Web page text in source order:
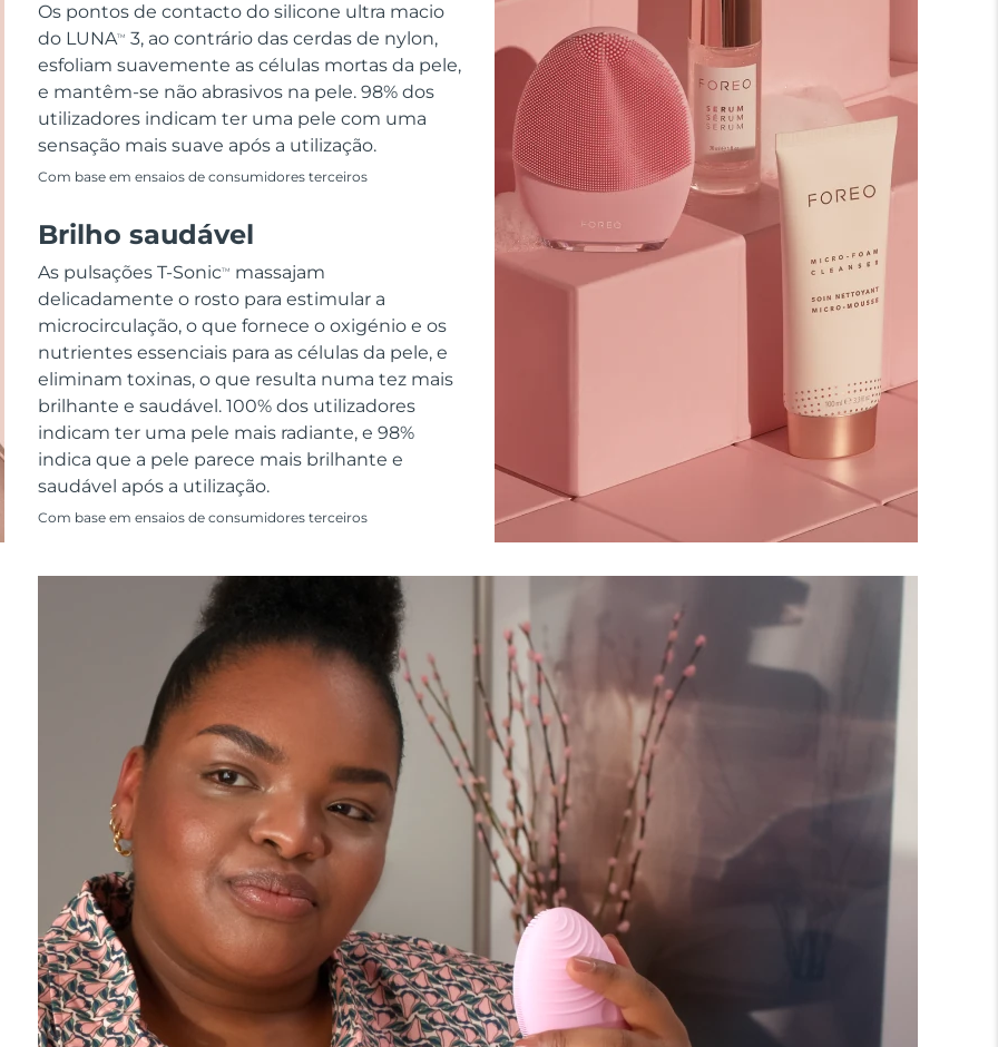
Os pontos de contacto do silicone ultra macio
do LUNATM
3, ao contrário das cerdas de nylon,
esfoliam suavemente as células mortas da pele,
e mantêm-se não abrasivos na pele. 98% dos
utilizadores indicam ter uma pele com uma
sensação mais suave após a utilização.
Com base em ensaios de consumidores terceiros
Brilho saudável
As pulsações T-SonicTM
massajam
delicadamente o rosto para estimular a
microcirculação, o que fornece o oxigénio e os
nutrientes essenciais para as células da pele, e
eliminam toxinas, o que resulta numa tez mais
brilhante e saudável. 100% dos utilizadores
indicam ter uma pele mais radiante, e 98%
indica que a pele parece mais brilhante e
saudável após a utilização.
Com base em ensaios de consumidores terceiros